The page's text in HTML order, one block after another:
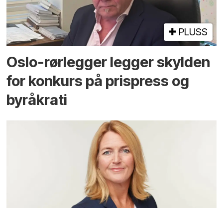
PLUSS
Oslo-rørlegger legger skylden
for konkurs på prispress og
byråkrati